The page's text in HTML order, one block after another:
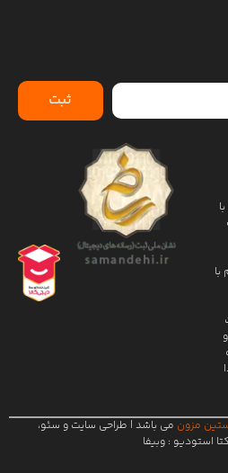
ثبت
مزون می باشد | طراحی سایت و سئو،
استودیو :وبیفا